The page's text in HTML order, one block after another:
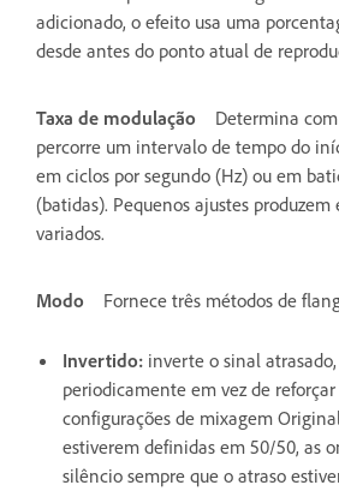
adicionado, o efeito usa uma
desde antes do ponto atual de
Taxa de modulação
Determina
percorre um intervalo de tempo do
em ciclos por segundo (Hz) ou em
(batidas). Pequenos ajustes
variados.
Modo Fornece três métodos de
Invertido: inverte o sinal
periodicamente em vez de reforçar
configurações de mixagem
estiverem definidas em 50/50, as
silêncio sempre que o atraso